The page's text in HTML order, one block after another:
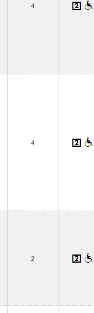
4
4
2